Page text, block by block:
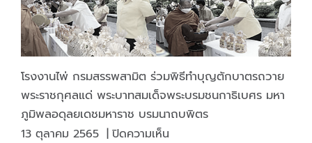
การ
ทำงาน
นำ
ทีม
โดย
พัน
โทน
โรงงานไพ่ กรมสรรพสามิต ร่วมพิธีทำบุญตักบาตรถวาย
พระราชกุศลแด่ พระบาทสมเด็จพระบรมชนกาธิเบศร มหา
ภูมิพลอดุลยเดชมหาราช บรมนาถบพิตร
13 ตุลาคม 2565 | ปิดความเห็นบน